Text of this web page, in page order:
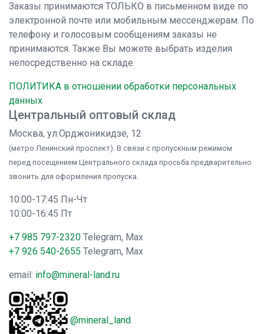
Заказы принимаются ТОЛЬКО в письменном виде по
электронной почте или мобильным мессенджерам. По
телефону и голосовым сообщениям заказы не
принимаются. Также Вы можете выбрать изделия
непосредственно на складе.
ПОЛИТИКА в отношении обработки персональных
данных
Центральный оптовый склад
Москва, ул.Орджоникидзе, 12
(метро Ленинский проспект). В связи с пропускным режимом
перед посещением Центрального склада просьба предварительно
звонить для оформления пропуска.
10:00-17:45 Пн-Чт
10:00-16:45 Пт
+7 985 797-2320 Telegram, Max
+7 926 540-2655 Telegram, Max
email: info@mineral-land.ru
@mineral_land